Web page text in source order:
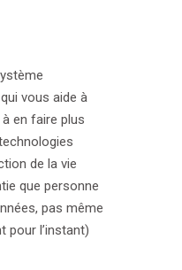
vous aide à
en faire plus
de la vie
que personne
pas même
pour l’instant)